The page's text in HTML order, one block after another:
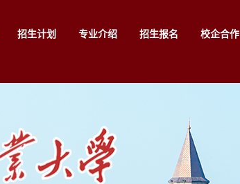
招生计划 专业介绍 招生报名 校企合作